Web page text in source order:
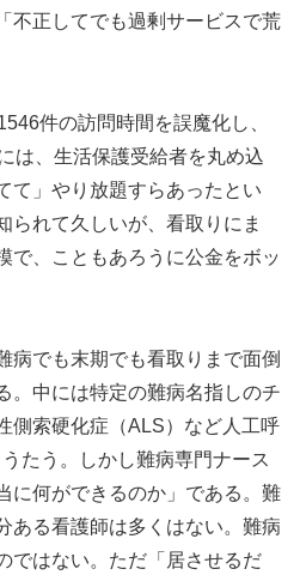
不正してでも過剰サービスで荒
件の訪問時間を誤魔化し、
は、生活保護受給者を丸め込
て」やり放題すらあったとい
られて久しいが、看取りにま
で、こともあろうに公金をボッ
病でも末期でも看取りまで面倒
。中には特定の難病名指しのチ
側索硬化症（ALS）など人工呼
たう。しかし難病専門ナース
に何ができるのか」である。難
ある看護師は多くはない。難病
ではない。ただ「居させるだ